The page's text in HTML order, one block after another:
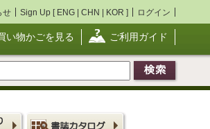
せ Sign Up [ ENG | CHN | KOR ] ログイン
い物かごを見る ご利用ガイド